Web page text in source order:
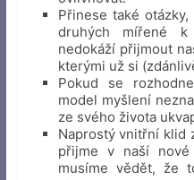
Přinese také
druhých mířené
nedokáží přijmout
kterými už si
Pokud se
model myšlení
ze svého života
Naprostý vnitřní klid
přijme v naší
musíme vědět, že